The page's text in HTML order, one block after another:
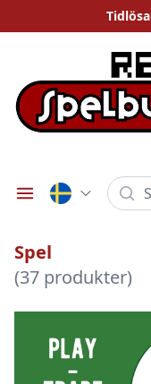
Tidlösa
Öppna meny
Sök
Spel
(37 produkter)